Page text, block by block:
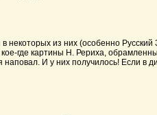
из них (особенно Русский
кое-где картины Н. Рериха,
наповал. И у них получилось! Если